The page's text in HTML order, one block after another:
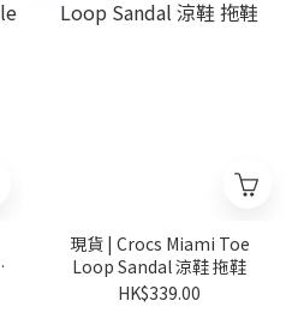
現貨 | Crocs Miami Toe
Loop Sandal 涼鞋 拖鞋
HK$339.00